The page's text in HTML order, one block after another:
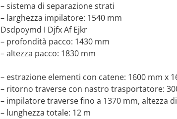
– sistema di separazione strati
– larghezza impilatore: 1540 mm
Dsdpoymd I Djfx Af Ejkr
– profondità pacco: 1430 mm
– altezza pacco: 1830 mm
– estrazione elementi con catene: 1600 mm x
– ritorno traverse con nastro trasportatore:
– impilatore traverse fino a 1370 mm, altezza
– lunghezza totale: 12 m